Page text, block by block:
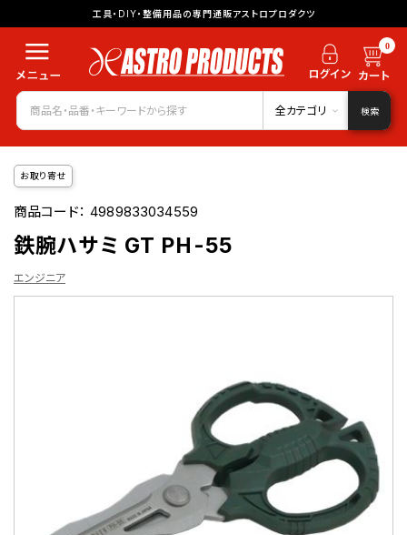
工具・DIY・整備用品の専門通販アストロプロダクツ
0
全カテゴリ 検索
お取り寄せ
商品コード：4989833034559
鉄腕ハサミ GT PH-55
エンジニア